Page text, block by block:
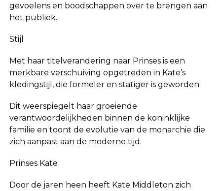
gevoelens en boodschappen over te brengen aan
het publiek.
Stijl
Met haar titelverandering naar Prinses is een
merkbare verschuiving opgetreden in Kate’s
kledingstijl, die formeler en statiger is geworden.
Dit weerspiegelt haar groeiende
verantwoordelijkheden binnen de koninklijke
familie en toont de evolutie van de monarchie die
zich aanpast aan de moderne tijd.
Prinses Kate
Door de jaren heen heeft Kate Middleton zich